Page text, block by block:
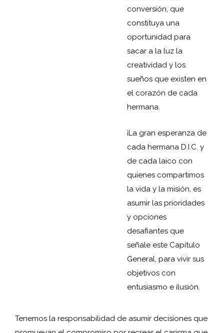
conversión, que
constituya una
oportunidad para
sacar a la luz la
creatividad y los
sueños que existen en
el corazón de cada
hermana.
¡La gran esperanza de
cada hermana D.I.C. y
de cada laico con
quienes compartimos
la vida y la misión, es
asumir las prioridades
y opciones
desafiantes que
señale este Capítulo
General, para vivir sus
objetivos con
entusiasmo e ilusión.
Tenemos la responsabilidad de asumir decisiones que